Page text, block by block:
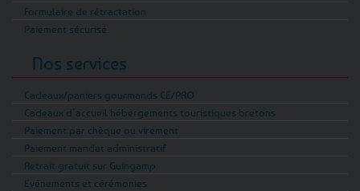
Formulaire de rétractation
Paiement sécurisé
Nos services
Cadeaux/paniers gourmands CE/PRO
Cadeaux d’accueil hébergements touristiques bretons
Paiement par chèque ou virement
Paiement mandat administratif
Retrait gratuit sur Guingamp
Evénements et cérémonies